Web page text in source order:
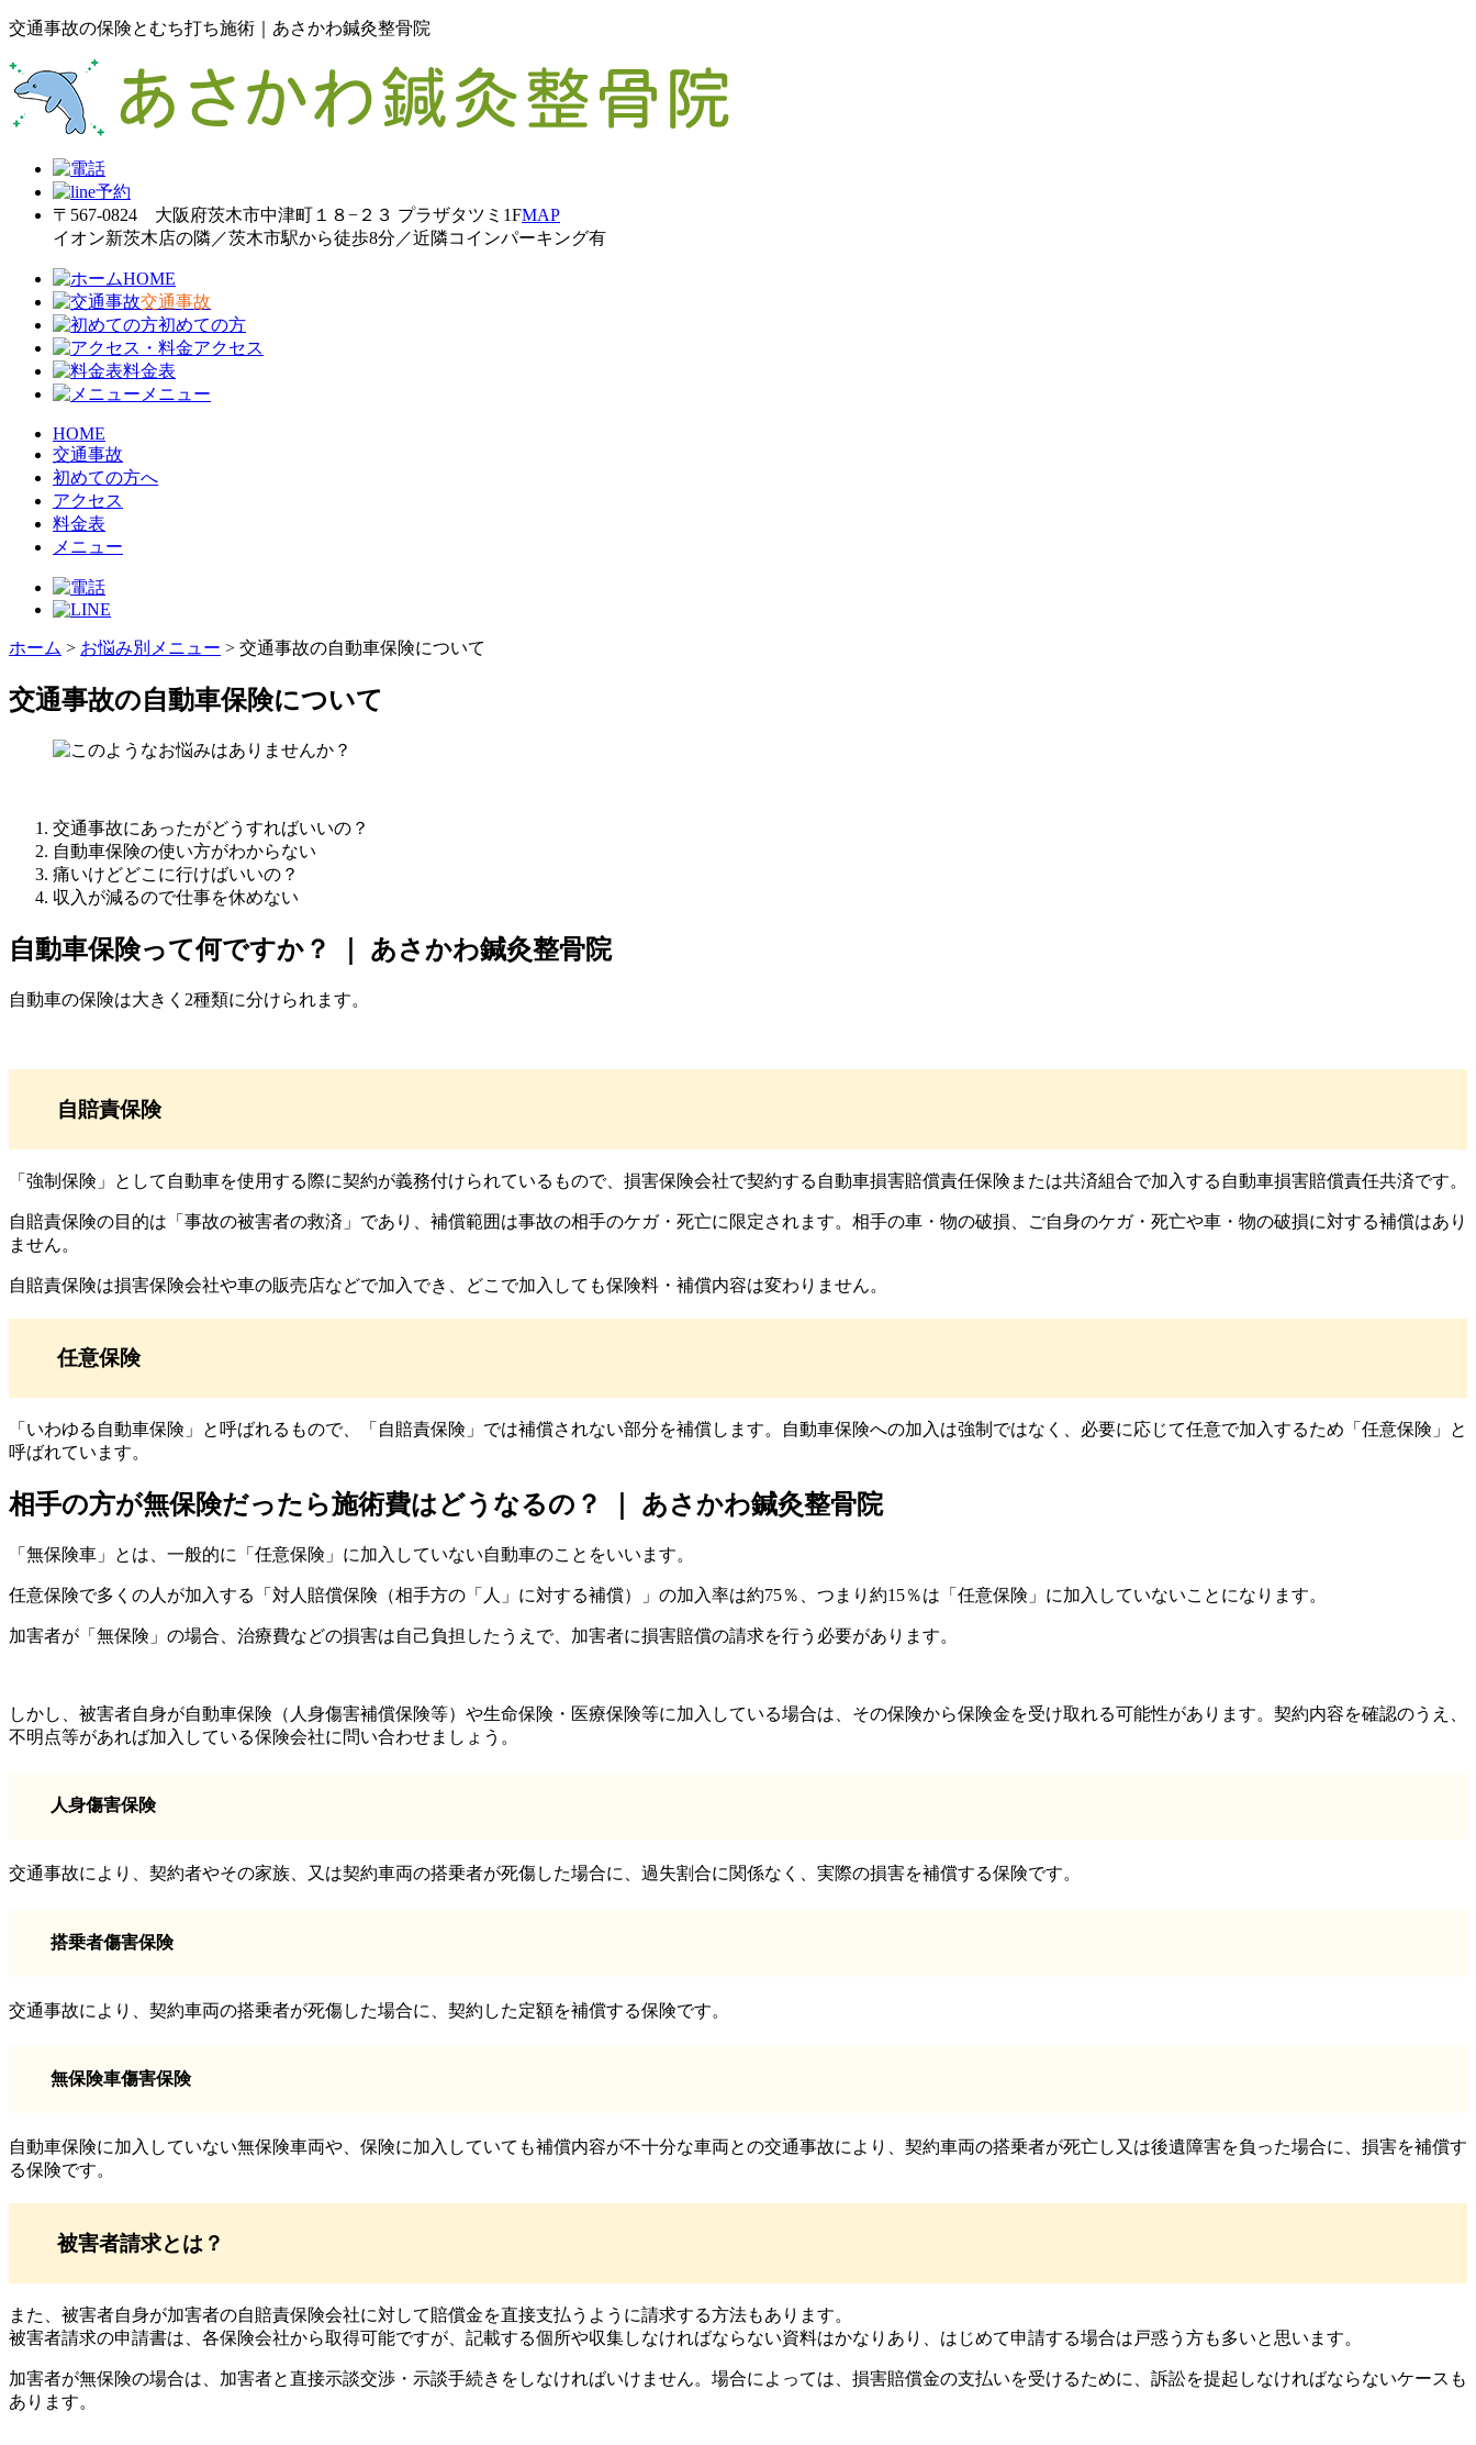
交通事故の保険とむち打ち施術｜あさかわ鍼灸整骨院
〒567-0824 大阪府茨木市中津町１８−２３ プラザタツミ1FMAP
イオン新茨木店の隣／茨木市駅から徒歩8分／近隣コインパーキング有
HOME
交通事故
初めての方
アクセス
料金表
メニュー
HOME
交通事故
初めての方へ
アクセス
料金表
メニュー
ホーム > お悩み別メニュー > 交通事故の自動車保険について
交通事故の自動車保険について
交通事故にあったがどうすればいいの？
自動車保険の使い方がわからない
痛いけどどこに行けばいいの？
収入が減るので仕事を休めない
自動車保険って何ですか？ ｜ あさかわ鍼灸整骨院
自動車の保険は大きく2種類に分けられます。
自賠責保険
「強制保険」として自動車を使用する際に契約が義務付けられているもので、損害保険会社で契約する自動車損害賠償責任保険または共済組合で加入する自動車損害賠償責任共済です。
自賠責保険の目的は「事故の被害者の救済」であり、補償範囲は事故の相手のケガ・死亡に限定されます。相手の車・物の破損、ご自身のケガ・死亡や車・物の破損に対する補償はあり
ません。
自賠責保険は損害保険会社や車の販売店などで加入でき、どこで加入しても保険料・補償内容は変わりません。
任意保険
「いわゆる自動車保険」と呼ばれるもので、「自賠責保険」では補償されない部分を補償します。自動車保険への加入は強制ではなく、必要に応じて任意で加入するため「任意保険」と
呼ばれています。
相手の方が無保険だったら施術費はどうなるの？ ｜ あさかわ鍼灸整骨院
「無保険車」とは、一般的に「任意保険」に加入していない自動車のことをいいます。
任意保険で多くの人が加入する「対人賠償保険（相手方の「人」に対する補償）」の加入率は約75％、つまり約15％は「任意保険」に加入していないことになります。
加害者が「無保険」の場合、治療費などの損害は自己負担したうえで、加害者に損害賠償の請求を行う必要があります。
しかし、被害者自身が自動車保険（人身傷害補償保険等）や生命保険・医療保険等に加入している場合は、その保険から保険金を受け取れる可能性があります。契約内容を確認のうえ、
不明点等があれば加入している保険会社に問い合わせましょう。
人身傷害保険
交通事故により、契約者やその家族、又は契約車両の搭乗者が死傷した場合に、過失割合に関係なく、実際の損害を補償する保険です。
搭乗者傷害保険
交通事故により、契約車両の搭乗者が死傷した場合に、契約した定額を補償する保険です。
無保険車傷害保険
自動車保険に加入していない無保険車両や、保険に加入していても補償内容が不十分な車両との交通事故により、契約車両の搭乗者が死亡し又は後遺障害を負った場合に、損害を補償す
る保険です。
被害者請求とは？
また、被害者自身が加害者の自賠責保険会社に対して賠償金を直接支払うように請求する方法もあります。
被害者請求の申請書は、各保険会社から取得可能ですが、記載する個所や収集しなければならない資料はかなりあり、はじめて申請する場合は戸惑う方も多いと思います。
加害者が無保険の場合は、加害者と直接示談交渉・示談手続きをしなければいけません。場合によっては、損害賠償金の支払いを受けるために、訴訟を提起しなければならないケースも
あります。